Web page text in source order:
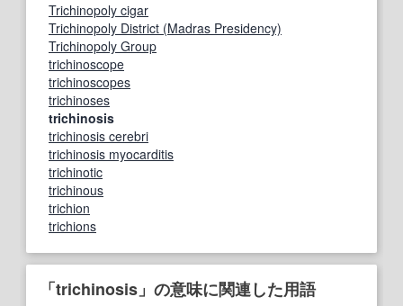
Trichinopoly cigar
Trichinopoly District (Madras Presidency)
Trichinopoly Group
trichinoscope
trichinoscopes
trichinoses
trichinosis
trichinosis cerebri
trichinosis myocarditis
trichinotic
trichinous
trichion
trichions
「trichinosis」の意味に関連した用語